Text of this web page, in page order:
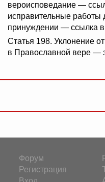
вероисповедание —
исправительные работы
принуждении — ссылка
Статья 198. Уклонение
в Православной вере —
Форум
Регистрация